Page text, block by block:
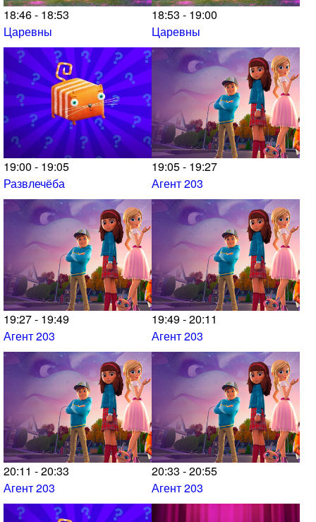
18:46 - 18:53
Царевны
18:53 - 19:00
Царевны
19:00 - 19:05
Развлечёба
19:05 - 19:27
Агент 203
19:27 - 19:49
Агент 203
19:49 - 20:11
Агент 203
20:11 - 20:33
Агент 203
20:33 - 20:55
Агент 203